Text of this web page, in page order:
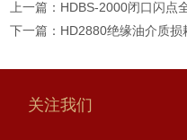
上一篇： HDBS-2000闭口闪点
下一篇： HD2880绝缘油介质损
关注我们